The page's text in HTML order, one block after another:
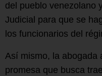
del pueblo venezolano
Judicial para que se
los funcionarios del
Así mismo, la abogada
promesa que busca